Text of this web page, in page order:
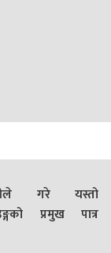
गरे यस्तो
प्रमुख पात्र